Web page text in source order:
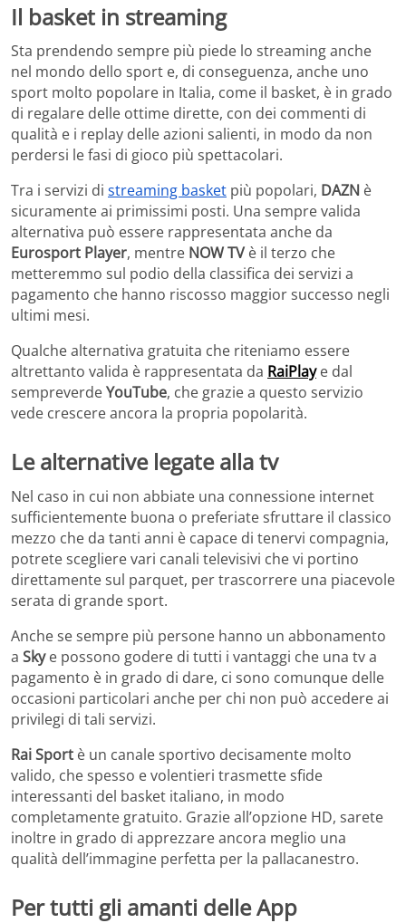
Il basket in streaming
Sta prendendo sempre più piede lo streaming anche
nel mondo dello sport e, di conseguenza, anche uno
sport molto popolare in Italia, come il basket, è in grado
di regalare delle ottime dirette, con dei commenti di
qualità e i replay delle azioni salienti, in modo da non
perdersi le fasi di gioco più spettacolari.
Tra i servizi di streaming basket più popolari, DAZN è
sicuramente ai primissimi posti. Una sempre valida
alternativa può essere rappresentata anche da
Eurosport Player, mentre NOW TVè il terzo che
metteremmo sul podio della classifica dei servizi a
pagamento che hanno riscosso maggior successo negli
ultimi mesi.
Qualche alternativa gratuita che riteniamo essere
altrettanto valida è rappresentata da RaiPlaye dal
sempreverdeYouTube, che grazie a questo servizio
vede crescere ancora la propria popolarità.
Le alternative legate alla tv
Nel caso in cui non abbiate una connessione internet
sufficientemente buona o preferiate sfruttare il classico
mezzo che da tanti anni è capace di tenervi compagnia,
potrete scegliere vari canali televisivi che vi portino
direttamente sul parquet, per trascorrere una piacevole
serata di grande sport.
Anche se sempre più persone hanno un abbonamento
a Skye possono godere di tutti i vantaggi che una tv a
pagamento è in grado di dare, ci sono comunque delle
occasioni particolari anche per chi non può accedere ai
privilegi di tali servizi.
Rai Sport è un canale sportivo decisamente molto
valido, che spesso e volentieri trasmette sfide
interessanti del basket italiano, in modo
completamente gratuito. Grazie all’opzione HD, sarete
inoltre in grado di apprezzare ancora meglio una
qualità dell’immagine perfetta per la pallacanestro.
Per tutti gli amanti delle App